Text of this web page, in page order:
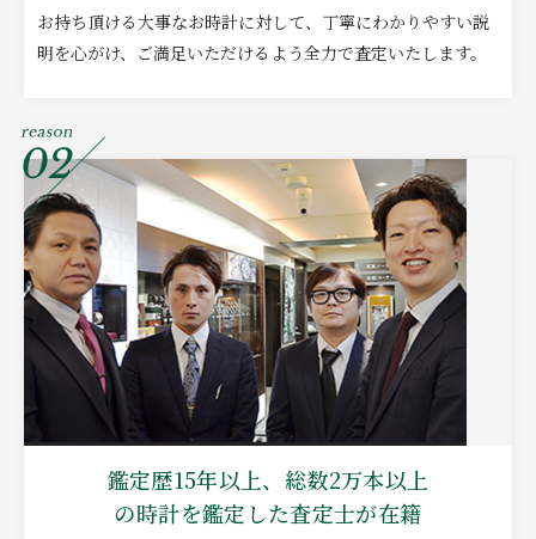
お持ち頂ける大事なお時計に対して、丁寧にわかりやすい説
明を心がけ、ご満足いただけるよう全力で査定いたします。
鑑定歴15年以上、総数2万本以上
の時計を鑑定した査定士が在籍